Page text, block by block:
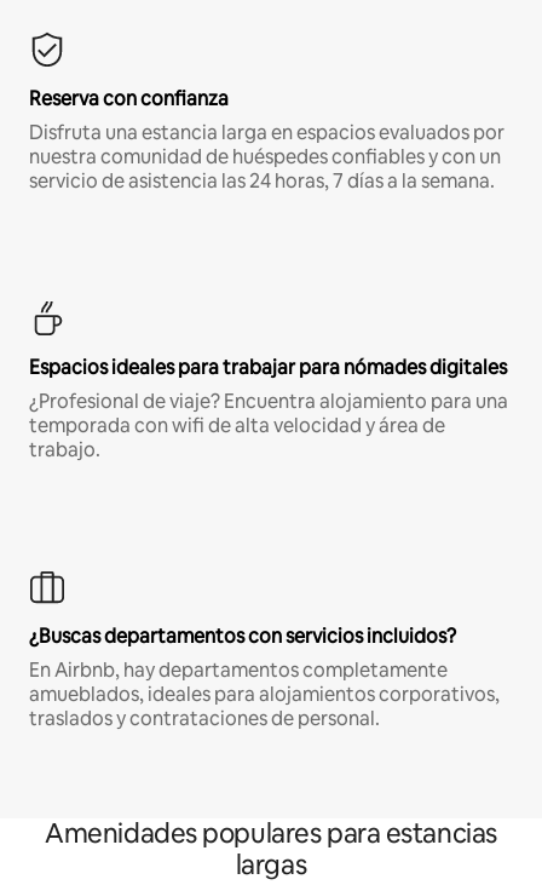
Reserva con confianza
Disfruta una estancia larga en espacios evaluados por
nuestra comunidad de huéspedes confiables y con un
servicio de asistencia las 24 horas, 7 días a la semana.
Espacios ideales para trabajar para nómades digitales
¿Profesional de viaje? Encuentra alojamiento para una
temporada con wifi de alta velocidad y área de
trabajo.
¿Buscas departamentos con servicios incluidos?
En Airbnb, hay departamentos completamente
amueblados, ideales para alojamientos corporativos,
traslados y contrataciones de personal.
Amenidades populares para estancias
largas